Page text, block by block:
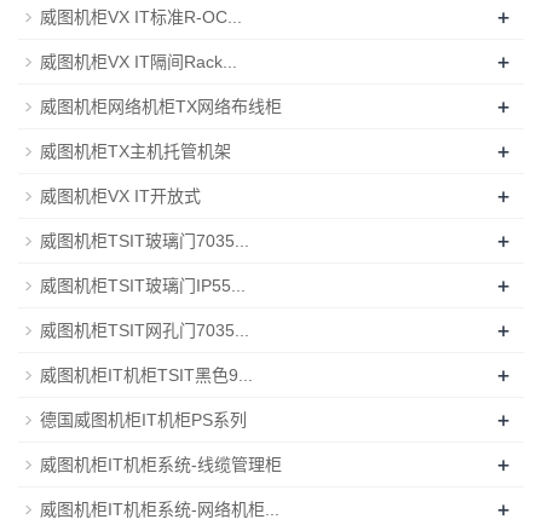
威图机柜VX IT标准R-OC... +
威图机柜VX IT隔间Rack... +
威图机柜网络机柜TX网络布线柜 +
威图机柜TX主机托管机架 +
威图机柜VX IT开放式 +
威图机柜TSIT玻璃门7035... +
威图机柜TSIT玻璃门IP55... +
威图机柜TSIT网孔门7035... +
威图机柜IT机柜TSIT黑色9... +
德国威图机柜IT机柜PS系列 +
威图机柜IT机柜系统-线缆管理柜 +
威图机柜IT机柜系统-网络机柜... +